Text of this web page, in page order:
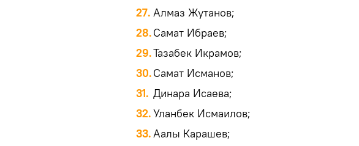
Алмаз Жутанов;
Самат Ибраев;
Тазабек Икрамов;
Самат Исманов;
Динара Исаева;
Уланбек Исмаилов;
Аалы Карашев;